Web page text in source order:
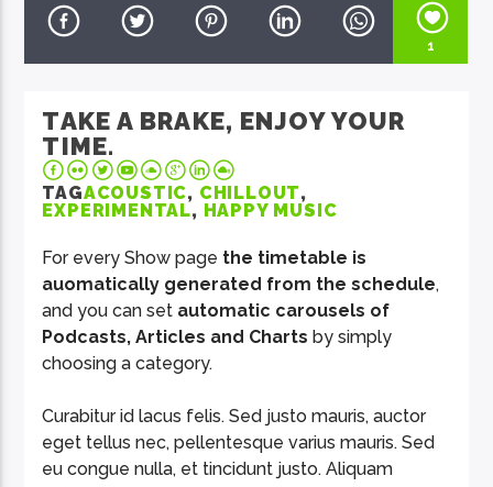
1
TAKE A BRAKE, ENJOY YOUR
TIME.
TAGACOUSTIC, CHILLOUT,
EXPERIMENTAL, HAPPY MUSIC
For every Show page the timetable is
auomatically generated from the schedule,
and you can set automatic carousels of
Podcasts, Articles and Charts by simply
choosing a category.
Curabitur id lacus felis. Sed justo mauris, auctor
eget tellus nec, pellentesque varius mauris. Sed
eu congue nulla, et tincidunt justo. Aliquam